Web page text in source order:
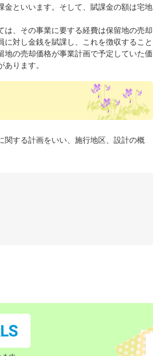
金といいます。そして、賦課金の額は宅地
、その事業に要する経費は保留地の売却
対し金銭を賦課し、これを徴収すること
の売却価格が事業計画で予定していた価
ります。
関する計画をいい、施行地区、設計の概